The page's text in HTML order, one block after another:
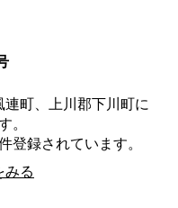
連町、上川郡下川町に
。
登録されています。
みる